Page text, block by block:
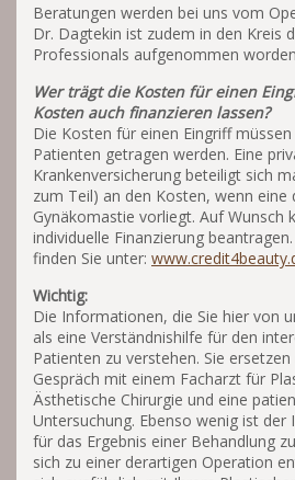
Beratungen werden bei uns vom
Dr. Dagtekin ist zudem in den Kreis
Professionals aufgenommen
Wer trägt die Kosten für einen
Kosten auch finanzieren lassen?
Die Kosten für einen Eingriff müssen
Patienten getragen werden. Eine
Krankenversicherung beteiligt sich
zum Teil) an den Kosten, wenn
Gynäkomastie vorliegt. Auf Wunsch
individuelle Finanzierung
finden Sie unter: www.c
Wichtig:
Die Informationen, die Sie hier von
als eine Verständnishilfe für den
Patienten zu verstehen. Sie
Gespräch mit einem Facharzt für
Ästhetische Chirurgie und eine
Untersuchung. Ebenso wenig ist der
für das Ergebnis einer Behandlung
sich zu einer derartigen Operation